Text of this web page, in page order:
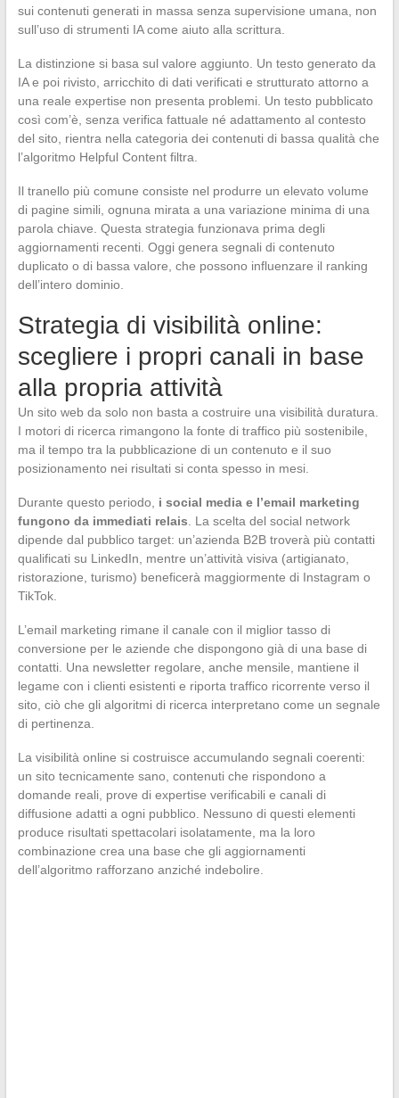
sui contenuti generati in massa senza supervisione umana, non
sull’uso di strumenti IA come aiuto alla scrittura.
La distinzione si basa sul valore aggiunto. Un testo generato da
IA e poi rivisto, arricchito di dati verificati e strutturato attorno a
una reale expertise non presenta problemi. Un testo pubblicato
così com’è, senza verifica fattuale né adattamento al contesto
del sito, rientra nella categoria dei contenuti di bassa qualità che
l’algoritmo Helpful Content filtra.
Il tranello più comune consiste nel produrre un elevato volume
di pagine simili, ognuna mirata a una variazione minima di una
parola chiave. Questa strategia funzionava prima degli
aggiornamenti recenti. Oggi genera segnali di contenuto
duplicato o di bassa valore, che possono influenzare il ranking
dell’intero dominio.
Strategia di visibilità online:
scegliere i propri canali in base
alla propria attività
Un sito web da solo non basta a costruire una visibilità duratura.
I motori di ricerca rimangono la fonte di traffico più sostenibile,
ma il tempo tra la pubblicazione di un contenuto e il suo
posizionamento nei risultati si conta spesso in mesi.
Durante questo periodo, i social media e l’email marketing
fungono da immediati relais . La scelta del social network
dipende dal pubblico target: un’azienda B2B troverà più contatti
qualificati su LinkedIn, mentre un’attività visiva (artigianato,
ristorazione, turismo) beneficerà maggiormente di Instagram o
TikTok.
L’email marketing rimane il canale con il miglior tasso di
conversione per le aziende che dispongono già di una base di
contatti. Una newsletter regolare, anche mensile, mantiene il
legame con i clienti esistenti e riporta traffico ricorrente verso il
sito, ciò che gli algoritmi di ricerca interpretano come un segnale
di pertinenza.
La visibilità online si costruisce accumulando segnali coerenti:
un sito tecnicamente sano, contenuti che rispondono a
domande reali, prove di expertise verificabili e canali di
diffusione adatti a ogni pubblico. Nessuno di questi elementi
produce risultati spettacolari isolatamente, ma la loro
combinazione crea una base che gli aggiornamenti
dell’algoritmo rafforzano anziché indebolire.